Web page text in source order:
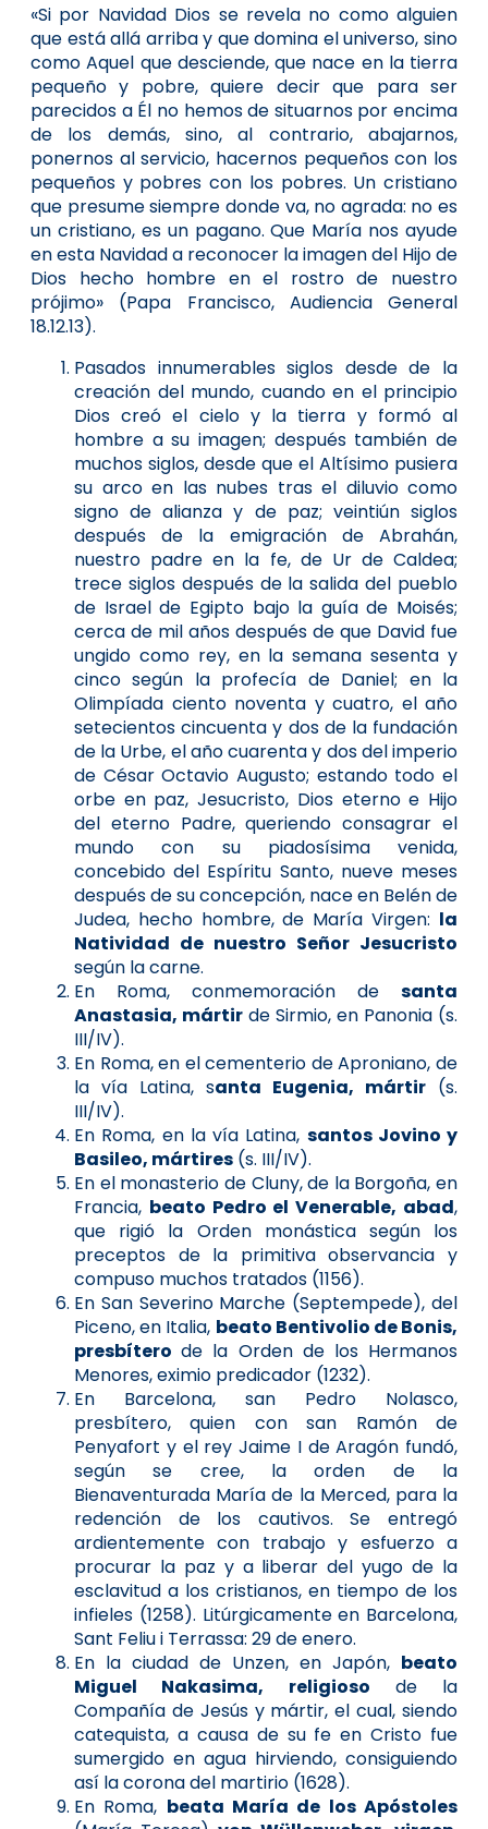
«Si por Navidad Dios se revela no como alguien
que está allá arriba y que domina el universo, sino
como Aquel que desciende, que nace en la tierra
pequeño y pobre, quiere decir que para ser
parecidos a Él no hemos de situarnos por encima
de los demás, sino, al contrario, abajarnos,
ponernos al servicio, hacernos pequeños con los
pequeños y pobres con los pobres. Un cristiano
que presume siempre donde va, no agrada: no es
un cristiano, es un pagano. Que María nos ayude
en esta Navidad a reconocer la imagen del Hijo de
Dios hecho hombre en el rostro de nuestro
prójimo» (Papa Francisco, Audiencia General
18.12.13).
Pasados innumerables siglos desde de la
creación del mundo, cuando en el principio
Dios creó el cielo y la tierra y formó al
hombre a su imagen; después también de
muchos siglos, desde que el Altísimo pusiera
su arco en las nubes tras el diluvio como
signo de alianza y de paz; veintiún siglos
después de la emigración de Abrahán,
nuestro padre en la fe, de Ur de Caldea;
trece siglos después de la salida del pueblo
de Israel de Egipto bajo la guía de Moisés;
cerca de mil años después de que David fue
ungido como rey, en la semana sesenta y
cinco según la profecía de Daniel; en la
Olimpíada ciento noventa y cuatro, el año
setecientos cincuenta y dos de la fundación
de la Urbe, el año cuarenta y dos del imperio
de César Octavio Augusto; estando todo el
orbe en paz, Jesucristo, Dios eterno e Hijo
del eterno Padre, queriendo consagrar el
mundo con su piadosísima venida,
concebido del Espíritu Santo, nueve meses
después de su concepción, nace en Belén de
Judea, hecho hombre, de María Virgen: la
Natividad de nuestro Señor Jesucristo
según la carne.
En Roma, conmemoración de santa
Anastasia, mártir de Sirmio, en Panonia (s.
III/IV).
En Roma, en el cementerio de Aproniano, de
la vía Latina, santa Eugenia, mártir (s.
III/IV).
En Roma, en la vía Latina, santos Jovino y
Basileo, mártires (s. III/IV).
En el monasterio de Cluny, de la Borgoña, en
Francia, beato Pedro el Venerable, abad,
que rigió la Orden monástica según los
preceptos de la primitiva observancia y
compuso muchos tratados (1156).
En San Severino Marche (Septempede), del
Piceno, en Italia, beato Bentivolio de Bonis,
presbíterode la Orden de los Hermanos
Menores, eximio predicador (1232).
En Barcelona, san Pedro Nolasco,
presbítero, quien con san Ramón de
Penyafort y el rey Jaime I de Aragón fundó,
según se cree, la orden de la
Bienaventurada María de la Merced, para la
redención de los cautivos. Se entregó
ardientemente con trabajo y esfuerzo a
procurar la paz y a liberar del yugo de la
esclavitud a los cristianos, en tiempo de los
infieles (1258). Litúrgicamente en Barcelona,
Sant Feliu i Terrassa: 29 de enero.
En la ciudad de Unzen, en Japón, beato
Miguel Nakasima, religioso de la
Compañía de Jesús y mártir, el cual, siendo
catequista, a causa de su fe en Cristo fue
sumergido en agua hirviendo, consiguiendo
así la corona del martirio (1628).
En Roma, beata María de los Apóstoles